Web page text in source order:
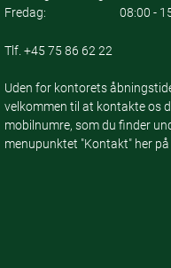
Fredag:
08:00 -
Tlf.+45 75 86 62 22
Uden for kontorets
velkommen til at kontakte os
mobilnumre, som du finder
menupunktet "Kontakt" her